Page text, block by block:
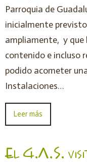
Parroquia de
inicialmente
ampliamente, y que
contenido e incluso
podido acometer
Instalaciones…
Leer más
El G.A.S.